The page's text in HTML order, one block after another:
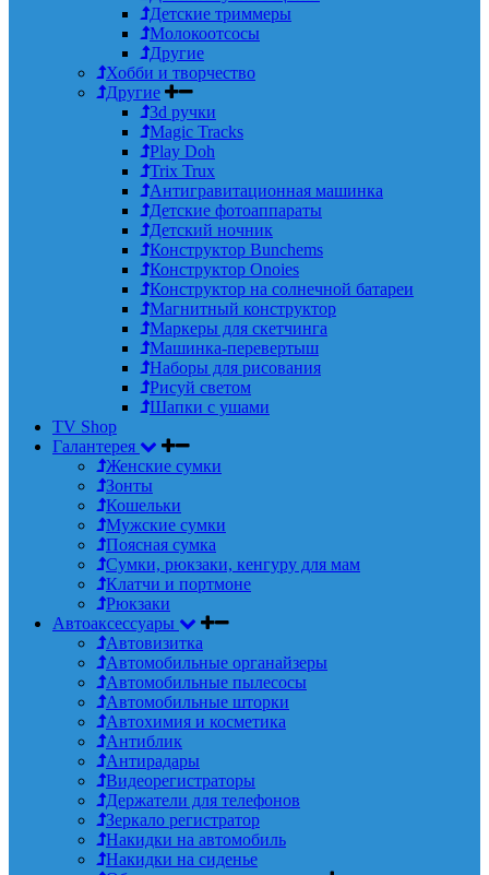
Детские триммеры
Молокоотсосы
Другие
Хобби и творчество
Другие
3d ручки
Magic Tracks
Play Doh
Trix Trux
Антигравитационная машинка
Детские фотоаппараты
Детский ночник
Конструктор Bunchems
Конструктор Onoies
Конструктор на солнечной батареи
Магнитный конструктор
Маркеры для скетчинга
Машинка-перевертыш
Наборы для рисования
Рисуй светом
Шапки с ушами
TV Shop
Галантерея
Женские сумки
Зонты
Кошельки
Мужские сумки
Поясная сумка
Сумки, рюкзаки, кенгуру для мам
Клатчи и портмоне
Рюкзаки
Автоаксессуары
Автовизитка
Автомобильные органайзеры
Автомобильные пылесосы
Автомобильные шторки
Автохимия и косметика
Антиблик
Антирадары
Видеорегистраторы
Держатели для телефонов
Зеркало регистратор
Накидки на автомобиль
Накидки на сиденье